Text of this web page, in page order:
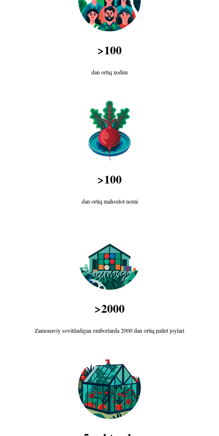
>100
dan ortiq xodim
>100
dan ortiq mahsulot nomi
>2000
Zamonaviy sovitiladigan omborlarda 2000 dan ortiq pallet joylari